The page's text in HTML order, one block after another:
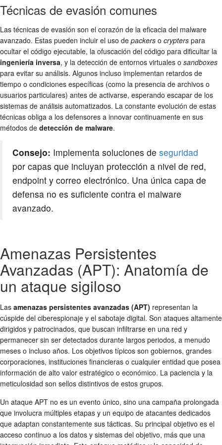
Técnicas de evasión comunes
Las técnicas de evasión son el corazón de la eficacia del malware
avanzado. Estas pueden incluir el uso de packers o crypters para
ocultar el código ejecutable, la ofuscación del código para dificultar la
ingeniería inversa, y la detección de entornos virtuales o sandboxes
para evitar su análisis. Algunos incluso implementan retardos de
tiempo o condiciones específicas (como la presencia de archivos o
usuarios particulares) antes de activarse, esperando escapar de los
sistemas de análisis automatizados. La constante evolución de estas
técnicas obliga a los defensores a innovar continuamente en sus
métodos de detección de malware.
Consejo: Implementa soluciones de seguridad
por capas que incluyan protección a nivel de red,
endpoint y correo electrónico. Una única capa de
defensa no es suficiente contra el malware
avanzado.
Amenazas Persistentes
Avanzadas (APT): Anatomía de
un ataque sigiloso
Las amenazas persistentes avanzadas (APT) representan la
cúspide del ciberespionaje y el sabotaje digital. Son ataques altamente
dirigidos y patrocinados, que buscan infiltrarse en una red y
permanecer sin ser detectados durante largos periodos, a menudo
meses o incluso años. Los objetivos típicos son gobiernos, grandes
corporaciones, instituciones financieras o cualquier entidad que posea
información de alto valor estratégico o económico. La paciencia y la
meticulosidad son sellos distintivos de estos grupos.
Un ataque APT no es un evento único, sino una campaña prolongada
que involucra múltiples etapas y un equipo de atacantes dedicados
que adaptan constantemente sus tácticas. Su principal objetivo es el
acceso continuo a los datos y sistemas del objetivo, más que una